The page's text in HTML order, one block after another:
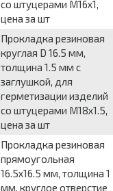
со штуцерами М16х1,
цена за шт
Прокладка резиновая
круглая D 16.5 мм,
толщина 1.5 мм с
заглушкой, для
герметизации изделий
со штуцерами М18х1.5,
цена за шт
Прокладка резиновая
прямоугольная
16.5x16.5 мм, толщина 1
мм, круглое отверстие